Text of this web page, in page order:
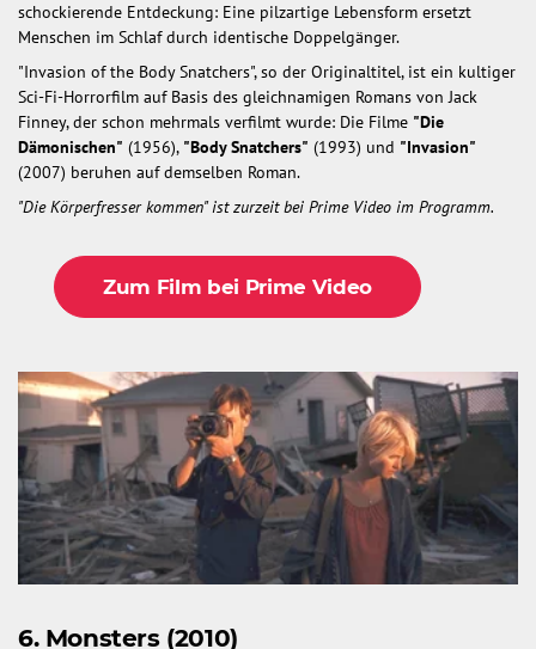
schockierende Entdeckung: Eine pilzartige Lebensform ersetzt
Menschen im Schlaf durch identische Doppelgänger.
"Invasion of the Body Snatchers", so der Originaltitel, ist ein kultiger
Sci-Fi-Horrorfilm auf Basis des gleichnamigen Romans von Jack
Finney, der schon mehrmals verfilmt wurde: Die Filme "Die
Dämonischen" (1956), "Body Snatchers" (1993) und "Invasion"
(2007) beruhen auf demselben Roman.
"Die Körperfresser kommen" ist zurzeit bei Prime Video im Programm.
Zum Film bei Prime Video
6. Monsters (2010)